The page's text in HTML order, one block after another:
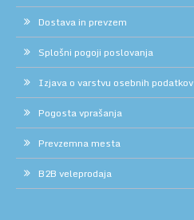
Dostava in prevzem
Splošni pogoji poslovanja
Izjava o varstvu osebnih podatkov
Pogosta vprašanja
Prevzemna mesta
B2B veleprodaja